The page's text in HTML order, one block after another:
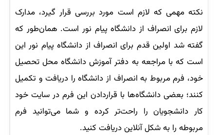
نکته مهمی که لازم است مورد بررسی قرار گیرد، مدارک
لازم برای انصراف از دانشگاه پیام نور است. همان‌طور که
گفته شد اولین قدم برای انصراف از دانشگاه پیام نور این
است که با مراجعه به دفتر آموزش دانشگاه محل تحصیل
خود، فرم مربوط به انصراف از دانشگاه را دریافت و تکمیل
کنند؛ بعضی دانشگاه‌ها با قراردادن این فرم در سایت خود
کار دانشجویان را راحت‌تر کرده و شما می‌توانید فرم
مربوطه را به شکل آنلاین دریافت کنید.